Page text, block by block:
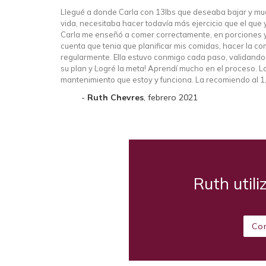
Llegué a donde Carla con 13lbs que deseaba bajar y
vida, necesitaba hacer todavía más ejercicio que el
Carla me enseñó a comer correctamente, en
cuenta que tenia que planificar mis comidas, hacer la
regularmente. Ella estuvo conmigo cada paso,
su plan y Logré la meta! Aprendí mucho en el proceso.
mantenimiento que estoy y funciona. La recomiendo al
Ruth Chevres, febrero 2021
Ruth